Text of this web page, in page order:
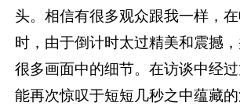
头。相信有很多观众跟我一样，
时，由于倒计时太过精美和震撼
很多画面中的细节。在访谈中经
能再次惊叹于短短几秒之中蕴藏的